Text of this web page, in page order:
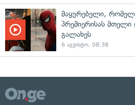
მაყურებელი,
პრემიერისას
გალახეს
6 აგვისტო, 08:38